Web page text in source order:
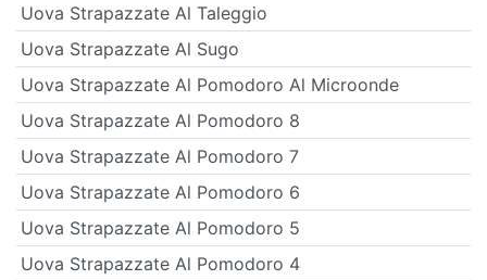
Uova Strapazzate Al Taleggio
Uova Strapazzate Al Sugo
Uova Strapazzate Al Pomodoro Al Microonde
Uova Strapazzate Al Pomodoro 8
Uova Strapazzate Al Pomodoro 7
Uova Strapazzate Al Pomodoro 6
Uova Strapazzate Al Pomodoro 5
Uova Strapazzate Al Pomodoro 4